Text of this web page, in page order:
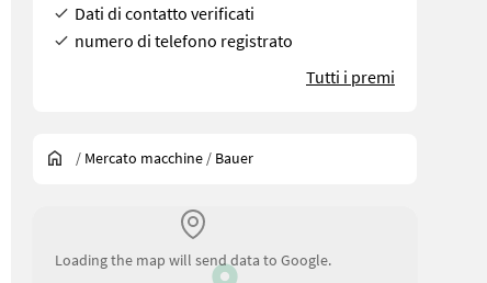
Dati di contatto verificati
numero di telefono registrato
Tutti i premi
/ Mercato macchine / Bauer
Loading the map will send data to Google.